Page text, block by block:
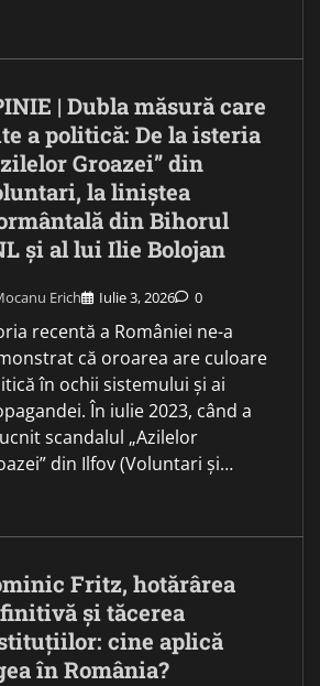
| Dubla măsură care
a politică: De la isteria
Groazei” din
la liniștea
din Bihorul
și al lui Ilie Bolojan
Erich Iulie 3, 2026 0
recentă a României ne-a
că oroarea are culoare
în ochii sistemului și ai
În iulie 2023, când a
scandalul „Azilelor
din Ilfov (Voluntari și…
Fritz, hotărârea
și tăcerea
cine aplică
în România?